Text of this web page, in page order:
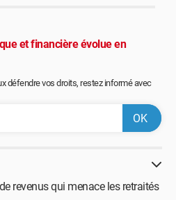
et financière évolue en
défendre vos droits, restez informé avec
revenus qui menace les retraités